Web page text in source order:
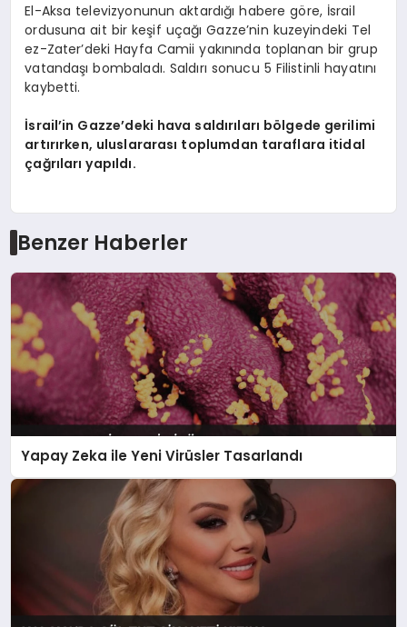
El-Aksa televizyonunun aktardığı habere göre, İsrail
ordusuna ait bir keşif uçağı Gazze’nin kuzeyindeki Tel
ez-Zater’deki Hayfa Camii yakınında toplanan bir grup
vatandaşı bombaladı. Saldırı sonucu 5 Filistinli hayatını
kaybetti.
İsrail’in Gazze’deki hava saldırıları bölgede gerilimi
artırırken, uluslararası toplumdan taraflara itidal
çağrıları yapıldı.
Benzer Haberler
Yapay Zeka ile Yeni Virüsler Tasarlandı